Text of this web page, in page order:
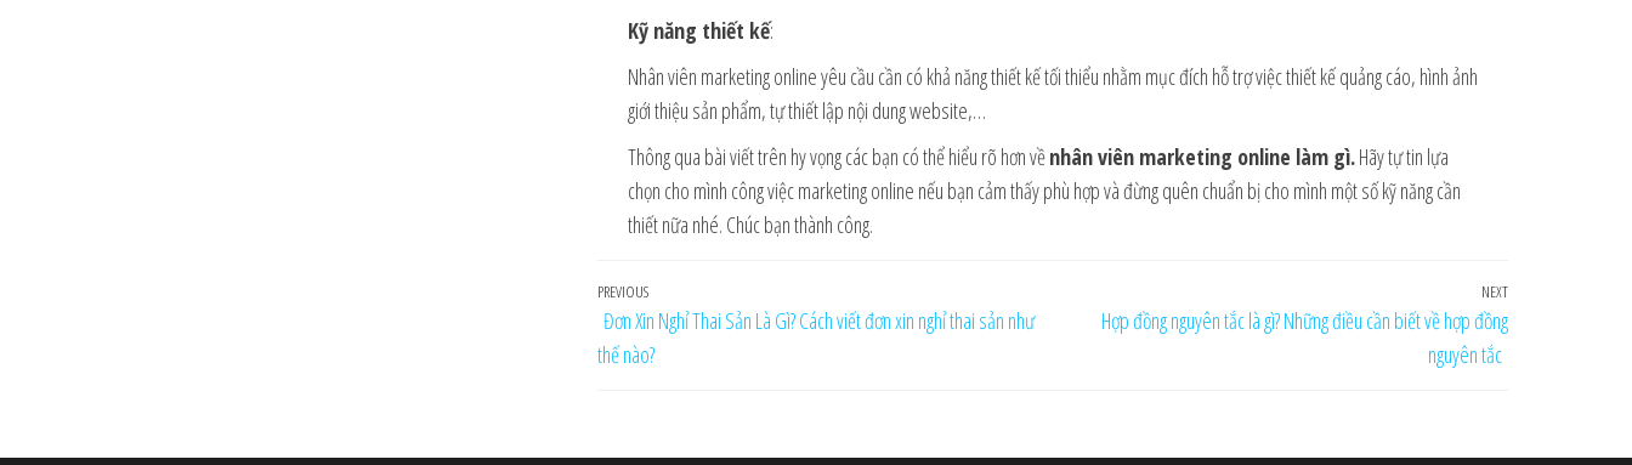
Kỹ năng thiết kế:
Nhân viên marketing online yêu cầu cần có khả năng thiết kế tối thiểu nhằm mục đích hỗ trợ việc thiết kế quảng cáo, hình ảnh
giới thiệu sản phẩm, tự thiết lập nội dung website,…
Thông qua bài viết trên hy vọng các bạn có thể hiểu rõ hơn vềnhân viên marketing online làm gì.Hãy tự tin lựa
chọn cho mình công việc marketing online nếu bạn cảm thấy phù hợp và đừng quên chuẩn bị cho mình một số kỹ năng cần
thiết nữa nhé. Chúc bạn thành công.
Điều
hướng
bài
Previous
Post
PREVIOUS
Đơn Xin Nghỉ Thai Sản Là Gì? Cách viết đơn xin nghỉ thai sản như
thế nào?
Next
Post
NEXT
Hợp đồng nguyên tắc là gì? Những điều cần biết về hợp đồng
nguyên tắc